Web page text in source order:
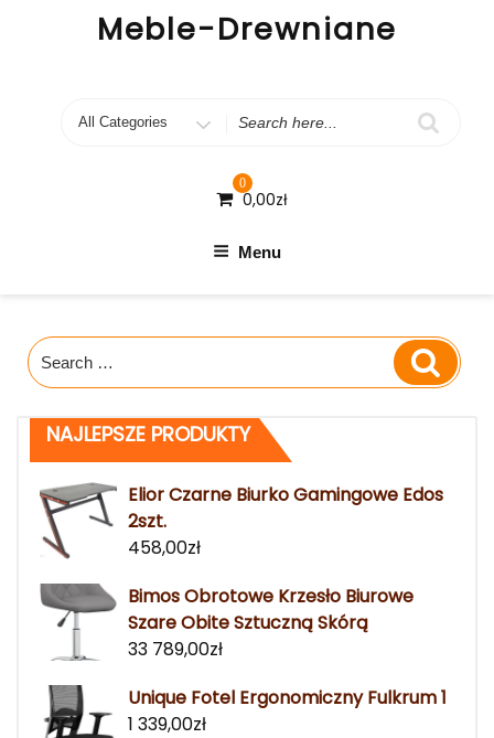
Meble-Drewniane
Search
0
0,00zł
Menu
Search
for:
Search
NAJLEPSZE PRODUKTY
Elior Czarne Biurko Gamingowe Edos
2szt.
458,00zł
Bimos Obrotowe Krzesło Biurowe
Szare Obite Sztuczną Skórą
33 789,00zł
Unique Fotel Ergonomiczny Fulkrum 1
1 339,00zł